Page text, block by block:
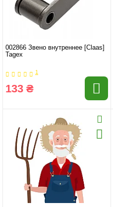
002866 Звено внутреннее [Claas]
Tagex
1
133 ₴